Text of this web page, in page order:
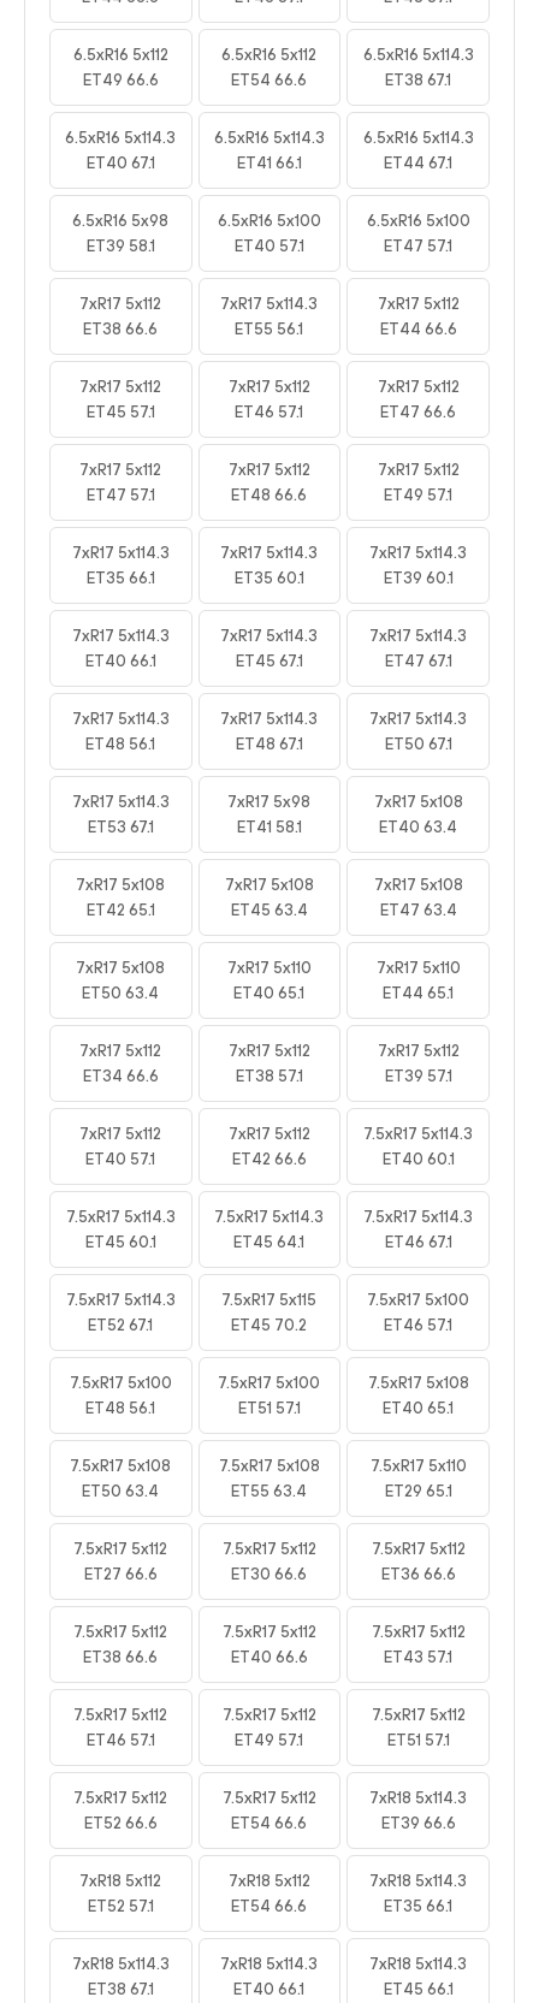
6.5xR16 5x112
ET49 66.6
6.5xR16 5x112
ET54 66.6
6.5xR16 5x114.3
ET38 67.1
6.5xR16 5x114.3
ET40 67.1
6.5xR16 5x114.3
ET41 66.1
6.5xR16 5x114.3
ET44 67.1
6.5xR16 5x98
ET39 58.1
6.5xR16 5x100
ET40 57.1
6.5xR16 5x100
ET47 57.1
7xR17 5x112
ET38 66.6
7xR17 5x114.3
ET55 56.1
7xR17 5x112
ET44 66.6
7xR17 5x112
ET45 57.1
7xR17 5x112
ET46 57.1
7xR17 5x112
ET47 66.6
7xR17 5x112
ET47 57.1
7xR17 5x112
ET48 66.6
7xR17 5x112
ET49 57.1
7xR17 5x114.3
ET35 66.1
7xR17 5x114.3
ET35 60.1
7xR17 5x114.3
ET39 60.1
7xR17 5x114.3
ET40 66.1
7xR17 5x114.3
ET45 67.1
7xR17 5x114.3
ET47 67.1
7xR17 5x114.3
ET48 56.1
7xR17 5x114.3
ET48 67.1
7xR17 5x114.3
ET50 67.1
7xR17 5x114.3
ET53 67.1
7xR17 5x98
ET41 58.1
7xR17 5x108
ET40 63.4
7xR17 5x108
ET42 65.1
7xR17 5x108
ET45 63.4
7xR17 5x108
ET47 63.4
7xR17 5x108
ET50 63.4
7xR17 5x110
ET40 65.1
7xR17 5x110
ET44 65.1
7xR17 5x112
ET34 66.6
7xR17 5x112
ET38 57.1
7xR17 5x112
ET39 57.1
7xR17 5x112
ET40 57.1
7xR17 5x112
ET42 66.6
7.5xR17 5x114.3
ET40 60.1
7.5xR17 5x114.3
ET45 60.1
7.5xR17 5x114.3
ET45 64.1
7.5xR17 5x114.3
ET46 67.1
7.5xR17 5x114.3
ET52 67.1
7.5xR17 5x115
ET45 70.2
7.5xR17 5x100
ET46 57.1
7.5xR17 5x100
ET48 56.1
7.5xR17 5x100
ET51 57.1
7.5xR17 5x108
ET40 65.1
7.5xR17 5x108
ET50 63.4
7.5xR17 5x108
ET55 63.4
7.5xR17 5x110
ET29 65.1
7.5xR17 5x112
ET27 66.6
7.5xR17 5x112
ET30 66.6
7.5xR17 5x112
ET36 66.6
7.5xR17 5x112
ET38 66.6
7.5xR17 5x112
ET40 66.6
7.5xR17 5x112
ET43 57.1
7.5xR17 5x112
ET46 57.1
7.5xR17 5x112
ET49 57.1
7.5xR17 5x112
ET51 57.1
7.5xR17 5x112
ET52 66.6
7.5xR17 5x112
ET54 66.6
7xR18 5x114.3
ET39 66.6
7xR18 5x112
ET52 57.1
7xR18 5x112
ET54 66.6
7xR18 5x114.3
ET35 66.1
7xR18 5x114.3
ET38 67.1
7xR18 5x114.3
ET40 66.1
7xR18 5x114.3
ET45 66.1